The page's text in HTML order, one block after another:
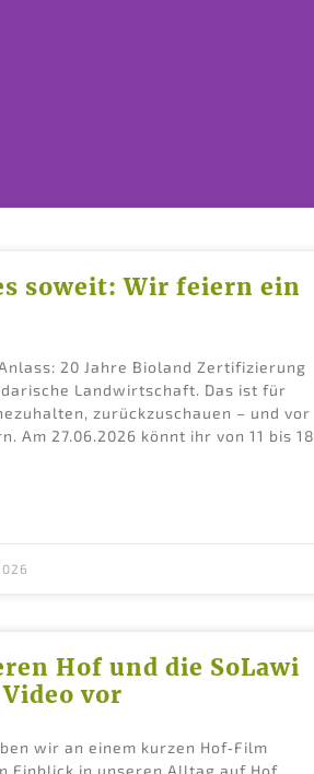
adipiscing elit dolor
soweit: Wir feiern ein
20 Jahre Bioland Zertifizierung
Landwirtschaft. Das ist für
zurückzuschauen – und vor
Am 27.06.2026 könnt ihr von 11 bis 18
Hof und die SoLawi
vor
wir an einem kurzen Hof‑Film
Einblick in unseren Alltag auf Hof